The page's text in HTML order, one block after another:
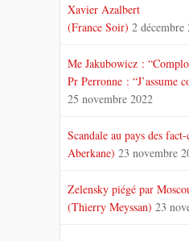
Xavier Azalbert
(France Soir) 2 décembre
Me Jakubowicz :
Pr Perronne : “J’assume
25 novembre 2022
Scandale au pays des
Aberkane) 23 novembre
Zelensky piégé par
(Thierry Meyssan) 23